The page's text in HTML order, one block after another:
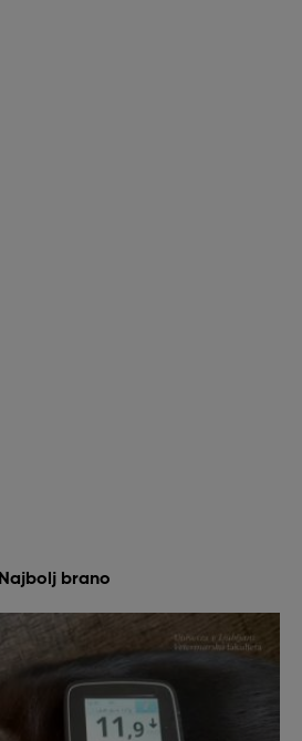
Najbolj brano